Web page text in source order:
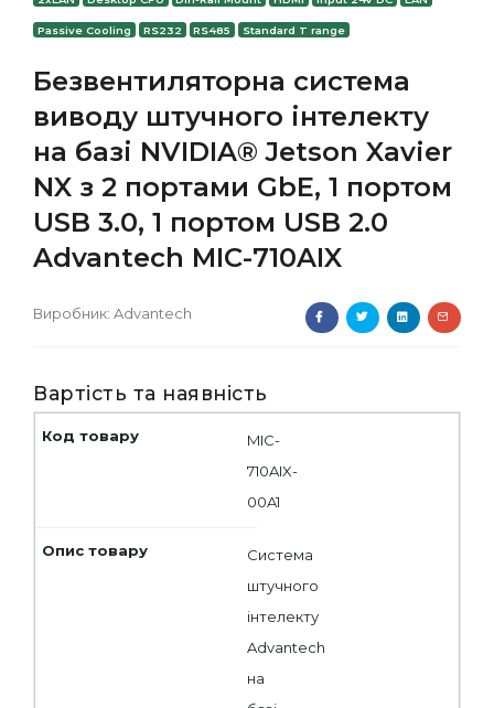
Passive Cooling RS232 RS485 Standard T range
Безвентиляторна система
виводу штучного інтелекту
на базі NVIDIA® Jetson Xavier
NX з 2 портами GbE, 1 портом
USB 3.0, 1 портом USB 2.0
Advantech MIC-710AIX
Виробник: Advantech
Вартість та наявність
MIC-
710AIX-
00A1
Система
штучного
інтелекту
Advantech
на